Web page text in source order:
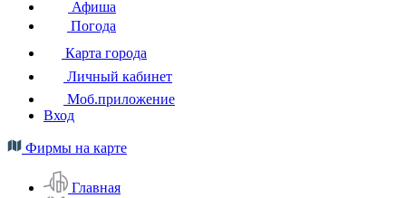
Афиша
Погода
Карта города
Личный кабинет
Моб.приложение
Вход
Фирмы на карте
Главная